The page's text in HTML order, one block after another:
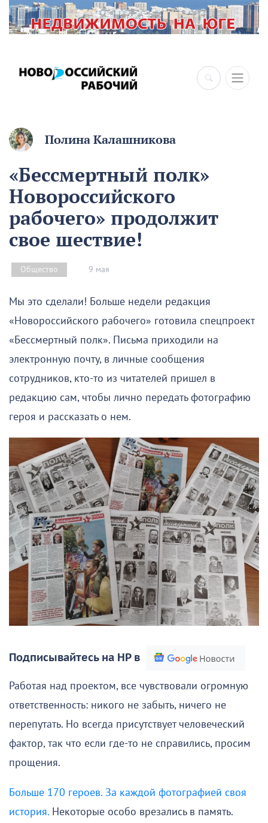
×
Полина Калашникова
«Бессмертный полк»
Новороссийского
рабочего» продолжит
свое шествие!
Общество 9 мая
Мы это сделали! Больше недели редакция
«Новороссийского рабочего» готовила спецпроект
«Бессмертный полк». Письма приходили на
электронную почту, в личные сообщения
сотрудников, кто-то из читателей пришел в
редакцию сам, чтобы лично передать фотографию
героя и рассказать о нем.
Подписывайтесь на НР в
Работая над проектом, все чувствовали огромную
ответственность: никого не забыть, ничего не
перепутать. Но всегда присутствует человеческий
фактор, так что если где-то не справились, просим
прощения.
Больше 170 героев. За каждой фотографией своя
история. Некоторые особо врезались в память.